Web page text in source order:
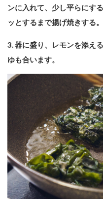
ンに入れて、少し平らにす
ッとするまで揚げ焼きする。
3. 器に盛り、レモンを添え
ゆも合います。